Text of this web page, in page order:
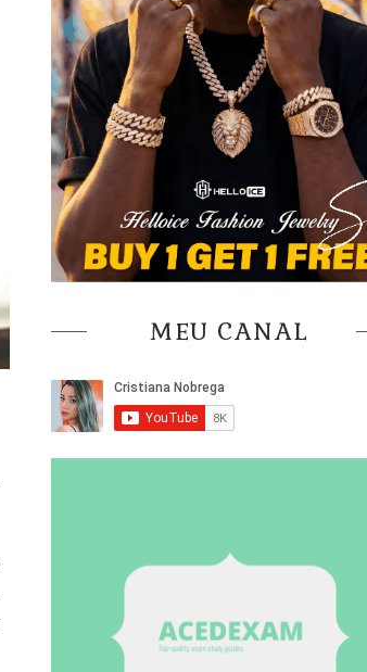
MEU CANAL